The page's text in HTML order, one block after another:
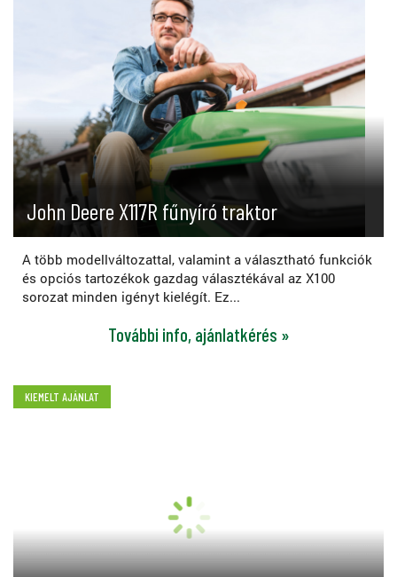
John Deere X117R fűnyíró traktor
A több modellváltozattal, valamint a választható funkciók
és opciós tartozékok gazdag választékával az X100
sorozat minden igényt kielégít. Ez...
További info, ajánlatkérés »
KIEMELT AJÁNLAT